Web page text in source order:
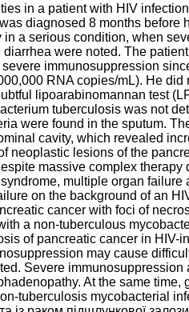
in a patient with HIV
diagnosed 8 months before
a serious condition, when
were noted. The
immunosuppression
RNA copies/mL). He did
lipoarabinomannan test
tuberculosis was not
were found in the sputum.
cavity, which revealed
neoplastic lesions of the
massive complex therapy
multiple organ failure
on the background of an
cancer with foci of
a non-tuberculous
of pancreatic cancer in HIV-
may cause
Severe immunosuppression
At the same time,
tuberculosis mycobacterial